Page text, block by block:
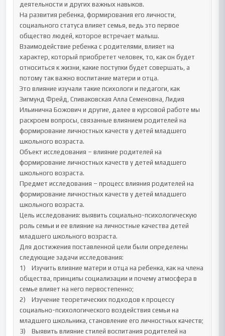
деятельности и других важных навыков.
На развития ребенка, формирования его личности,
социального статуса влияет семья, ведь это первое
общество людей, которое встречает малыш.
Взаимодействие ребенка с родителями, влияет на
характер, который приобретет человек, то, как он будет
относиться к жизни, какие поступки будет совершать, а
потому так важно воспитание матери и отца.
Это влияние изучали такие психологи и педагоги, как
Зигмунд Фрейд, Спиваковская Алла Семеновна, Лидия
Ильинична Божович и другие, далее в курсовой работе мы
раскроем вопросы, связанные влиянием родителей на
формирование личностных качеств у детей младшего
школьного возраста.
Объект исследования – влияние родителей на
формирование личностных качеств у детей младшего
школьного возраста.
Предмет исследования – процесс влияния родителей на
формирование личностных качеств у детей младшего
школьного возраста.
Цель исследования: выявить социально-психологическую
роль семьи и ее влияние на личностные качества детей
младшего школьного возраста.
Для достижения поставленной цели были определены
следующие задачи исследования:
1)	Изучить влияние матери и отца на ребенка, как на члена
общества, принципы социализации и почему атмосфера в
семье влияет на него первостепенно;
2)	Изучение теоретических подходов к процессу
социально-психологического воздействия семьи на
младшего школьника, становление его личностных качеств;
3)	Выявить влияние стилей воспитания родителей на